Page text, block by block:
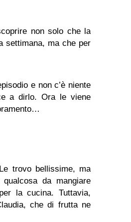
non solo che la
settimana, ma che per
e non c’è niente
a dirlo. Ora le viene
trovo bellissime, ma
da mangiare
la cucina. Tuttavia,
che di frutta ne